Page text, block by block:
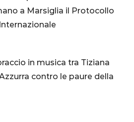
a Marsiglia il Protocollo
in musica tra Tiziana
contro le paure della